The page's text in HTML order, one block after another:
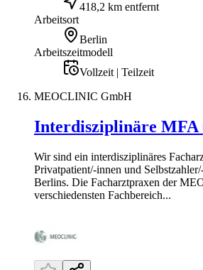
418,2 km entfernt
Arbeitsort
Berlin
Arbeitszeitmodell
Vollzeit | Teilzeit
MEOCLINIC GmbH
Interdisziplinäre MFA
Wir sind ein interdisziplinäres
Privatpatient/-innen und
Berlins. Die Facharztpraxen der
verschiedensten Fachbereich...